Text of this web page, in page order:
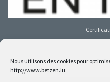
Nous utilisons des cookies pour
http://www.betzen.lu.
Follow us on social media